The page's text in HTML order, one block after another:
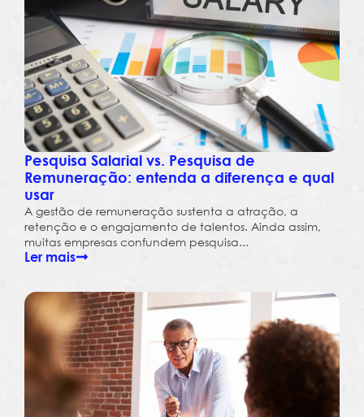
Pesquisa Salarial vs. Pesquisa de
Remuneração: entenda a diferença e qual
usar
A gestão de remuneração sustenta a atração, a
retenção e o engajamento de talentos. Ainda assim,
muitas empresas confundem pesquisa...
Ler mais